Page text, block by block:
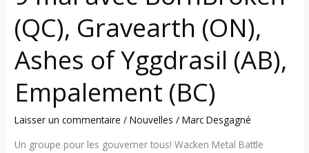
(QC), Gravearth (ON),
Ashes of Yggdrasil (AB),
Empalement (BC)
Laisser un commentaire /Nouvelles /Marc Desgagné
Un groupe pour les gouverner tous! Wacken Metal Battle
of
Yggdrasil
(AB),
Empalement
(BC)